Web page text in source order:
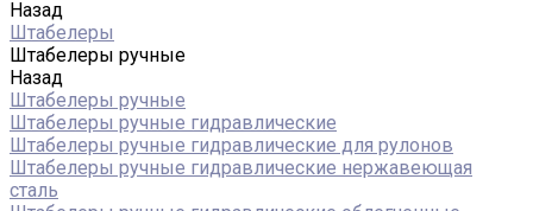
Назад
Штабелеры
Штабелеры ручные
Назад
Штабелеры ручные
Штабелеры ручные гидравлические
Штабелеры ручные гидравлические для рулонов
Штабелеры ручные гидравлические нержавеющая
сталь